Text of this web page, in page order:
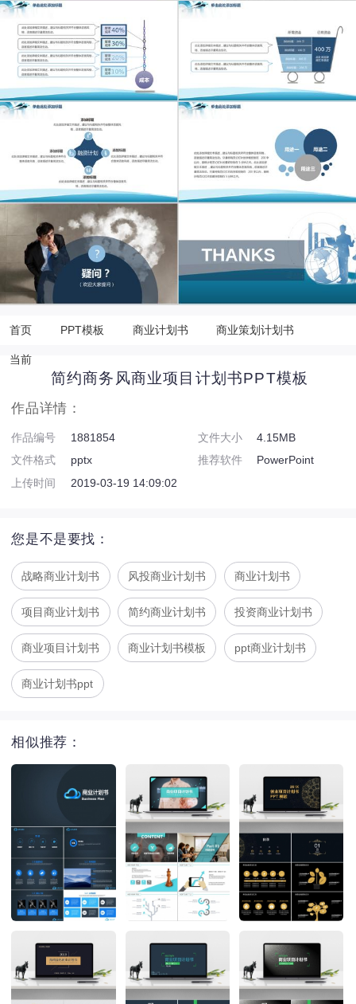
首页 PPT模板 商业计划书 商业策划计划书
当前
简约商务风商业项目计划书PPT模板
作品详情：
作品编号 1881854 文件大小
4.15MB
文件格式
pptx 推荐软件
PowerPoint
上传时间
2019-03-19 14:09:02
您是不是要找：
战略商业计划书 风投商业计划书 商业计划书
项目商业计划书 简约商业计划书 投资商业计划书
商业项目计划书 商业计划书模板 ppt商业计划书
商业计划书ppt
相似推荐：